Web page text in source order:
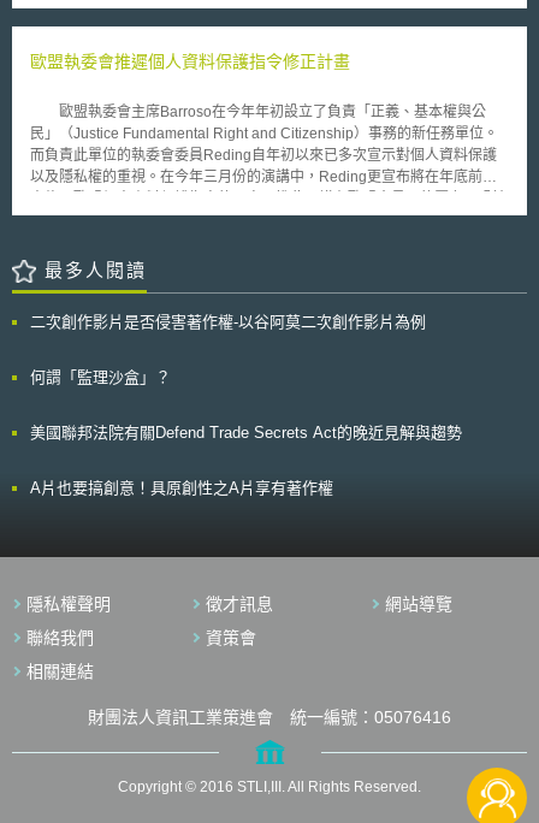
是基本服務營運商（類似於我國的關鍵基礎設施營運商）與其職責，包括基
通報的責任等。根據第8條第1項之規定，如果營運商提供本規則附表2所載
輸、公路運輸、醫療健康、數位基礎設施等），並且符合基本服務一定門檻
要求者，則該廠商即被視為基本服務營運商（operator of an essential
service, OES）。舉例而言，規章之附表2第1項載明，營運商提供電力供應
之基本服務者，其一定門檻要求包括：若營運商位於英國，符合「為英國國
內超過25萬名消費者提供電力服務」或「輸電系統的發電量大於或等於2
gigawatts」之條件者，該營運商即為基本服務營運商（OES）；若營運商
照」，且「為北愛爾蘭境內超過8千名消費者提供電力服務」，或符合「發
電量大於或等於350 megawatts」等條件，則該營運商即為基本服務營運商
機關指定為基本服務營運商（OES）。此外，主管機關可根據第9條撤銷基
規定的安全維護責任，並對於第11條規定的事件負有事故通報的責任。
Commissioner）、資訊通知（Information notices）、檢查權限、違反義務
裁罰程序、執法行為的一般考量因素、審查與報告。
駕車競爭與創新。 法令的與時俱進：運輸部將會檢討並修正無法因應自駕
環境的一致性：運輸部將致力於讓法規環境與自駕車運作環境於全國具備一
駕車未來，亦將針對車聯網等相關補充性技術進行準備。 保障並促進自
由：運輸部將確保美國民眾之駕駛自由，並支持透過自駕科技來增進安全與
弱勢族群之移動便利，進而促進個人自由。 「自駕車3.0政策文件」並
建立五個策略，包括利益相關人參與、典範實務（best practice）、自願性
標準、目標研究（Targeted research）與規範現代化等，配合以上原則進
徑，以促進規範之彈性。
歐盟執委會推遲個人資料保護指令修正計畫
歐盟執委會主席Barroso在今年年初設立了負責「正義、基本權與公
民」（Justice Fundamental Right and Citizenship）事務的新任務單位。
而負責此單位的執委會委員Reding自年初以來已多次宣示對個人資料保護
以及隱私權的重視。在今年三月份的演講中，Reding更宣布將在年底前提
無法踐履了。歐盟執委會於日前已表示將提出一份新的行動宣示來取代原先
有15年之久，雖然其許多原則在今日仍然適用，但面對新科技、新應用，如
社交網站、雲端應用等的發展，該指令仍不免顯出不足之處。此外，在原先
相關的警政、司法合作事務），但此狀況在里斯本條約通過後理應有所改
分歐盟會員國政府認為Reding所提有窒礙難行之處，例如法國即直言
程與內容如何，值得持續注意。
最多人閱讀
二次創作影片是否侵害著作權-以谷阿莫二次創作影片為例
何謂「監理沙盒」？
美國聯邦法院有關Defend Trade Secrets Act的晚近見解與趨勢
A片也要搞創意！具原創性之A片享有著作權
隱私權聲明 徵才訊息
網站導覽
聯絡我們
資策會
相關連結
財團法人資訊工業策進會 統一編號：05076416
Copyright © 2016 STLI,III. All Rights Reserved.